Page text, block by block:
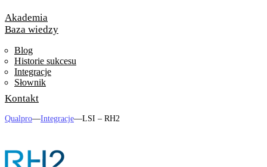
Akademia
Baza wiedzy
Blog
Historie sukcesu
Integracje
Słownik
Kontakt
Qualpro—Integracje—LSI – RH2